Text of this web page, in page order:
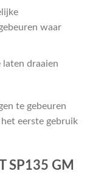
waar
draaien
te gebeuren
eerste gebruik
SP135 GM